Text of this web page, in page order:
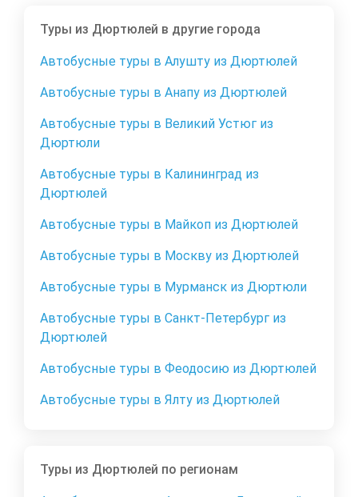
Туры из Дюртюлей в другие города
Автобусные туры в Алушту из Дюртюлей
Автобусные туры в Анапу из Дюртюлей
Автобусные туры в Великий Устюг из
Дюртюли
Автобусные туры в Калининград из
Дюртюлей
Автобусные туры в Майкоп из Дюртюлей
Автобусные туры в Москву из Дюртюлей
Автобусные туры в Мурманск из Дюртюли
Автобусные туры в Санкт-Петербург из
Дюртюлей
Автобусные туры в Феодосию из Дюртюлей
Автобусные туры в Ялту из Дюртюлей
Туры из Дюртюлей по регионам